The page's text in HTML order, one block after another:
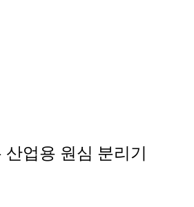
업용 원심 분리기